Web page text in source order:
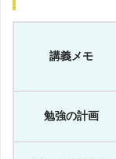
講義メモ
勉強の計画